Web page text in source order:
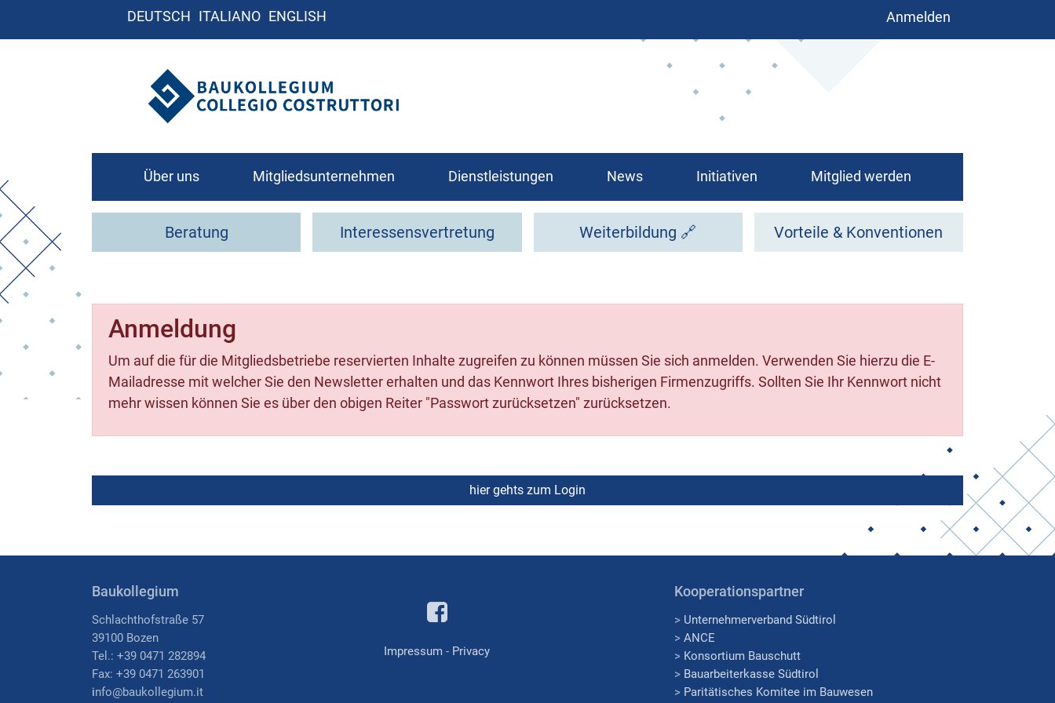
DEUTSCH ITALIANO ENGLISH Benutzermenü
Anmelden
Über uns
Leitbild
Organigramm
Mitgliedsunternehmen Dienstleistungen News Initiativen Mitglied werden
Beratung Interessensvertretung Weiterbildung 🔗 Vorteile & Konventionen
Anmeldung
Um auf die für die Mitgliedsbetriebe reservierten Inhalte zugreifen zu können müssen Sie sich anmelden. Verwenden Sie hierzu die E-
Mailadresse mit welcher Sie den Newsletter erhalten und das Kennwort Ihres bisherigen Firmenzugriffs. Sollten Sie Ihr Kennwort nicht
mehr wissen können Sie es über den obigen Reiter "Passwort zurücksetzen" zurücksetzen.
Baukollegium
Schlachthofstraße 57
39100 Bozen
Tel.: +39 0471 282894
Fax: +39 0471 263901
info@baukollegium.it
Impressum - Privacy
Kooperationspartner
> Unternehmerverband Südtirol
>ANCE
> Konsortium Bauschutt
> Bauarbeiterkasse Südtirol
> Paritätisches Komitee im Bauwesen